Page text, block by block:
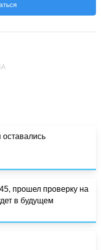
прошел проверку на
в будущем